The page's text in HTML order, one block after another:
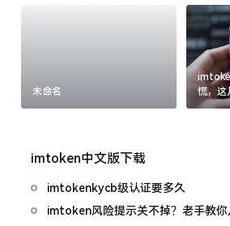
未命名
慌，这
imtoken中文版下载
imtokenkycb级认证要多久
imtoken风险提示关不掉？老手教你